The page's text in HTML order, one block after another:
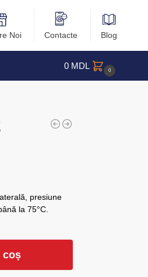
Noi Contacte Blog
0 MDL 0
presiune
la 75°C.
coș